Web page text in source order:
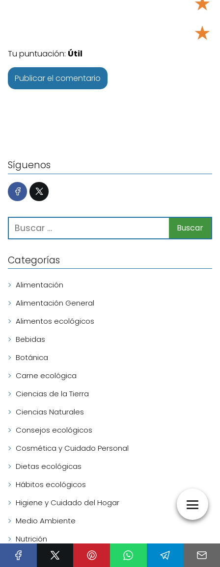
★
Tu puntuación: Útil
Síguenos
Categorías
Alimentación
Alimentación General
Alimentos ecológicos
Bebidas
Botánica
Carne ecológica
Ciencias de la Tierra
Ciencias Naturales
Consejos ecológicos
Cosmética y Cuidado Personal
Dietas ecológicas
Hábitos ecológicos
Higiene y Cuidado del Hogar
Medio Ambiente
Nutrición
Productos dietéticos y suplementos